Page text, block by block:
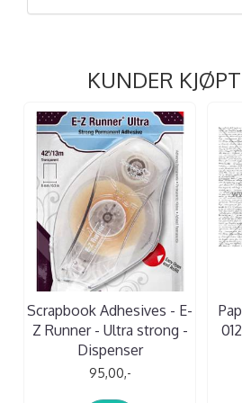
KUNDER
Scrapbook Adhesives - E-
Z Runner - Ultra strong -
Dispenser
95,00,-